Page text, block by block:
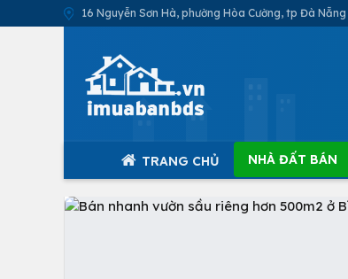
16 Nguyễn Sơn Hà, phường Hòa Cường, tp Đà Nẵng
TRANG CHỦ NHÀ ĐẤT BÁN